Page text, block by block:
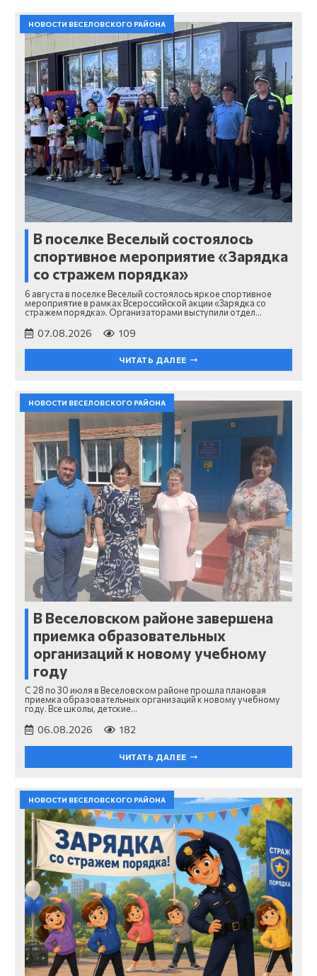
НОВОСТИ ВЕСЕЛОВСКОГО РАЙОНА
В поселке Веселый состоялось
спортивное мероприятие «Зарядка
со стражем порядка»
6 августа в поселке Веселый состоялось яркое спортивное
мероприятие в рамках Всероссийской акции «Зарядка со
стражем порядка». Организаторами выступили отдел…
07.08.2026 109
ЧИТАТЬ ДАЛЕЕ
НОВОСТИ ВЕСЕЛОВСКОГО РАЙОНА
В Веселовском районе завершена
приемка образовательных
организаций к новому учебному
году
С 28 по 30 июля в Веселовском районе прошла плановая
приемка образовательных организаций к новому учебному
году. Все школы, детские…
06.08.2026 182
ЧИТАТЬ ДАЛЕЕ
НОВОСТИ ВЕСЕЛОВСКОГО РАЙОНА